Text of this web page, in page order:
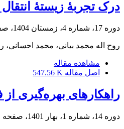
درک تجربۀ زیستۀ
دوره 17، شماره 4، زمستان 1404، صفحه
روح اله محمد بیانی، محمد
مشاهده مقاله
اصل مقاله 547.56 K
راهکارهای بهره‌گیری
دوره 14، شماره 1، بهار 1401، صفحه